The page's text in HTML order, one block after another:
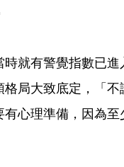
就有警覺指數已
局大致底定，「
心理準備，因為至